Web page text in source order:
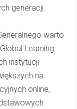
generacji.
warto
Learning
instytucji
na
online,